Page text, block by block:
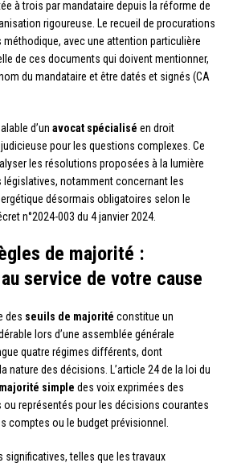
à trois par mandataire depuis la réforme de
rigoureuse. Le recueil de procurations
avec une attention particulière
de ces documents qui doivent mentionner,
du mandataire et être datés et signés (CA
d’un avocat spécialisé en droit
pour les questions complexes. Ce
les résolutions proposées à la lumière
notamment concernant les
désormais obligatoires selon le
n°2024-003 du 4 janvier 2024.
de majorité :
au service de votre cause
des seuils de majorité constitue un
lors d’une assemblée générale
quatre régimes différents, dont
nature des décisions. L’article 24 de la loi du
majorité simple des voix exprimées des
représentés pour les décisions courantes
comptes ou le budget prévisionnel.
significatives, telles que les travaux